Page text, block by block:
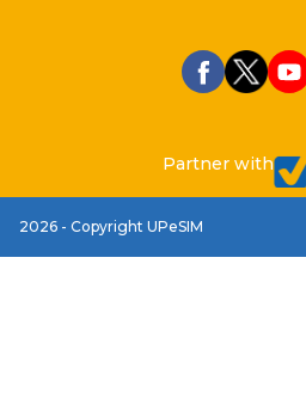
Partner with
2026 - Copyright UPeSIM